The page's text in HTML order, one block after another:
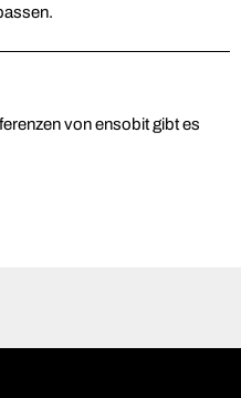
von ensobit gibt es